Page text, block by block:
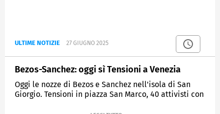
ULTIME NOTIZIE 27 GIUGNO 2025
Bezos-Sanchez: oggi sì Tensioni a Venezia
Oggi le nozze di Bezos e Sanchez nell'isola di San
Giorgio. Tensioni in piazza San Marco, 40 attivisti con